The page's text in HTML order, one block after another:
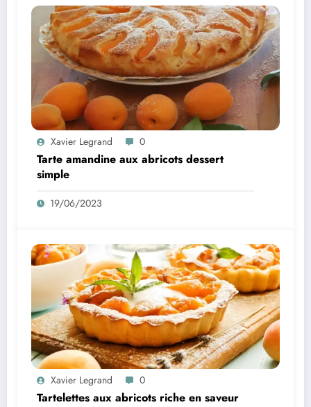
Xavier Legrand 0
Tarte amandine aux abricots dessert
simple
19/06/2023
Xavier Legrand 0
Tartelettes aux abricots riche en saveur